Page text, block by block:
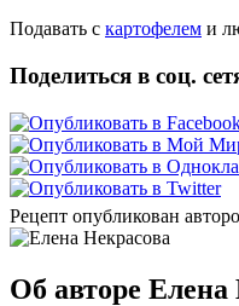
Подавать с картофелем и
Поделиться в соц.
Рецепт опубликован
Об авторе Елена